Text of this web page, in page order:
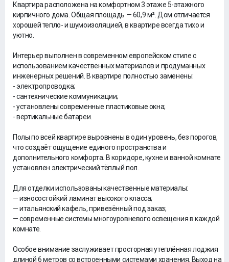
Квартира расположена на комфортном 3 этаже 5-этажного
кирпичного дома. Общая площадь — 60,9 м². Дом отличается
хорошей тепло- и шумоизоляцией, в квартире всегда тихо и
уютно.
Интерьер выполнен в современном европейском стиле с
использованием качественных материалов и продуманных
инженерных решений. В квартире полностью заменены:
- электропроводка;
- сантехнические коммуникации;
- установлены современные пластиковые окна;
- вертикальные батареи.
Полы по всей квартире выровнены в один уровень, без порогов,
что создаёт ощущение единого пространства и
дополнительного комфорта. В коридоре, кухне и ванной комнате
установлен электрический тёплый пол.
Для отделки использованы качественные материалы:
— износостойкий ламинат высокого класса;
— итальянский кафель, привезённый под заказ;
— современные системы многоуровневого освещения в каждой
комнате.
Особое внимание заслуживает просторная утеплённая лоджия
длиной 6 метров со встроенными системами хранения. Выход на